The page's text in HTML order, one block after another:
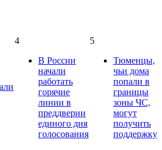
4
В России
начали
работать
горячие
линии в
преддверии
единого дня
голосования
5
Тюменцы,
чьи дома
попали в
границы
зоны ЧС,
могут
получить
поддержку